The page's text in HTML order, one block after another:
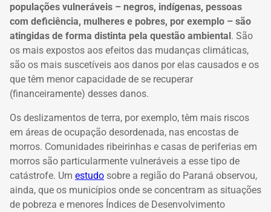
populações vulneráveis – negros, indígenas, pessoas
com deficiência, mulheres e pobres, por exemplo – são
atingidas de forma distinta pela questão ambiental. São
os mais expostos aos efeitos das mudanças climáticas,
são os mais suscetíveis aos danos por elas causados e os
que têm menor capacidade de se recuperar
(financeiramente) desses danos.
Os deslizamentos de terra, por exemplo, têm mais riscos
em áreas de ocupação desordenada, nas encostas de
morros. Comunidades ribeirinhas e casas de periferias em
morros são particularmente vulneráveis a esse tipo de
catástrofe. Um estudo sobre a região do Paraná observou,
ainda, que os municípios onde se concentram as situações
de pobreza e menores Índices de Desenvolvimento